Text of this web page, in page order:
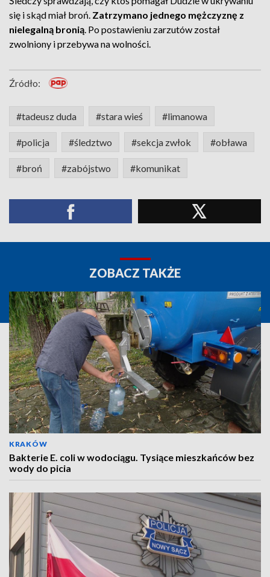
się i skąd miał broń. Zatrzymano jednego mężczyznę z
nielegalną bronią. Po postawieniu zarzutów został
zwolniony i przebywa na wolności.
Źródło:
#tadeusz duda #stara wieś #limanowa
#policja #śledztwo #sekcja zwłok #obława
#broń #zabójstwo #komunikat
ZOBACZ TAKŻE
KRAKÓW
Bakterie E. coli w wodociągu. Tysiące mieszkańców bez
wody do picia